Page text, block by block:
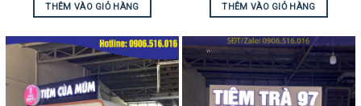
THÊM VÀO GIỎ HÀNG THÊM VÀO GIỎ HÀNG